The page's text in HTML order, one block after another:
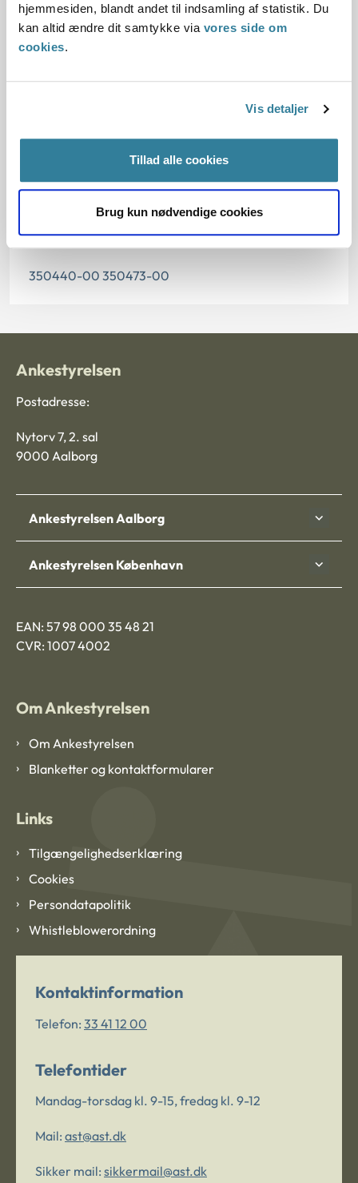
hjemmesiden, blandt andet til indsamling af statistik. Du
kan altid ændre dit samtykke via vores side om
cookies.
Vis detaljer
Tillad alle cookies
Brug kun nødvendige cookies
Dato for underskrift
10.07.2013
§ 92 § 69 § 80 § 99
Journalnummer
350440-00 350473-00
Ankestyrelsen
Postadresse:
Nytorv 7, 2. sal
9000 Aalborg
Ankestyrelsen Aalborg
Ankestyrelsen København
EAN: 57 98 000 35 48 21
CVR: 1007 4002
Om Ankestyrelsen
Om Ankestyrelsen
Blanketter og kontaktformularer
Links
Tilgængelighedserklæring
Cookies
Persondatapolitik
Whistleblowerordning
Kontaktinformation
Telefon: 33 41 12 00
Telefontider
Mandag-torsdag kl. 9-15, fredag kl. 9-12
Mail: ast@ast.dk
Sikker mail: sikkermail@ast.dk